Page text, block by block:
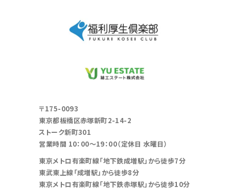
〒175-0093
東京都板橋区赤塚新町2-14-2
ストーク新町301
営業時間 10：00～19：00（定休日 水曜日）
東京メトロ有楽町線「地下鉄成増駅」から徒歩7分
東武東上線「成増駅」から徒歩8分
東京メトロ有楽町線「地下鉄赤塚駅」から徒歩10分